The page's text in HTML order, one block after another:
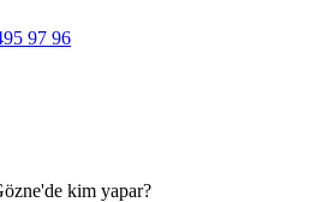
97 96
kim yapar?